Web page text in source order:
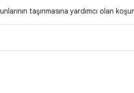
taşınmasına yardımcı olan